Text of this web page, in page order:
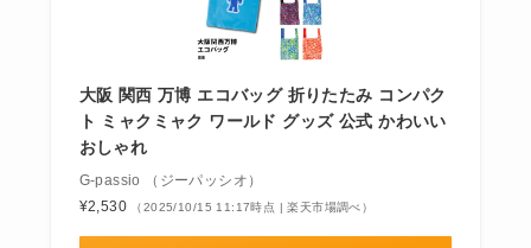
大阪 関西 万博 エコバッグ 折りたたみ コンパク
ト ミャクミャク ワールド グッズ 公式 かわいい
おしゃれ
G-passio （ジーパッシオ）
¥2,530
（2025/10/15 11:17時点 | 楽天市場調べ）